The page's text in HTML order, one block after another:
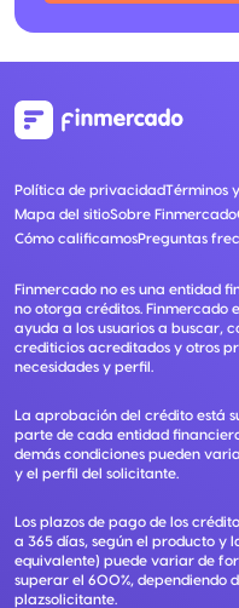
Política de privacidadTérminos
Mapa del sitioSobre Finmercado
Cómo calificamosPreguntas
Finmercado no es una entidad
no otorga créditos. Finmercado
ayuda a los usuarios a buscar,
crediticios acreditados y otros
necesidades y perfil.
La aprobación del crédito está
parte de cada entidad
demás condiciones pueden
y el perfil del solicitante.
Los plazos de pago de los
a 365 días, según el producto y
equivalente) puede variar de
superar el 600%, dependiendo
plazsolicitante.